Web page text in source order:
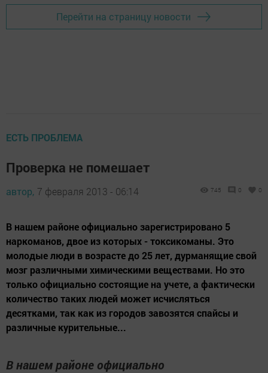
Перейти на страницу новости
ЕСТЬ ПРОБЛЕМА
Проверка не помешает
автор, 7 февраля 2013 - 06:14 745 0 0
В нашем районе официально зарегистрировано 5
наркоманов, двое из которых - токсикоманы. Это
молодые люди в возрасте до 25 лет, дурманящие свой
мозг различными химическими веществами. Но это
только официально состоящие на учете, а фактически
количество таких людей может исчисляться
десятками, так как из городов завозятся спайсы и
различные курительные...
В нашем районе официально